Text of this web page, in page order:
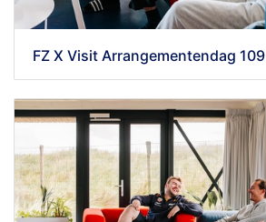
FZ X Visit Arrangementendag 109